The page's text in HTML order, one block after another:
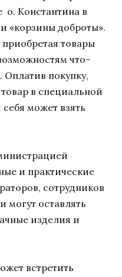
о. Константина в
«корзины доброты».
товары
что-
Оплатив покупку,
в специальной
может взять
и практические
сотрудников
могут оставлять
изделия и
встретить